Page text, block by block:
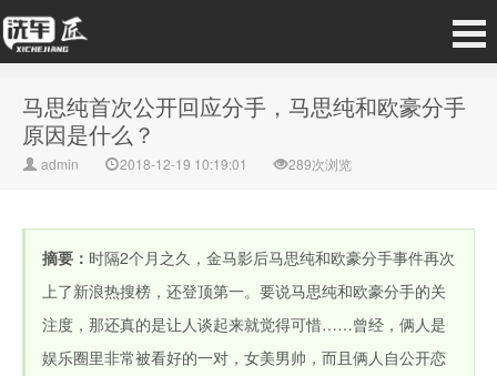
马思纯首次公开回应分手，马思纯和欧豪分手
原因是什么？
admin 2018-12-19 10:19:01 289次浏览
摘要： 时隔2个月之久，金马影后马思纯和欧豪分手事件再次
上了新浪热搜榜，还登顶第一。要说马思纯和欧豪分手的关
注度，那还真的是让人谈起来就觉得可惜……曾经，俩人是
娱乐圈里非常被看好的一对，女美男帅，而且俩人自公开恋